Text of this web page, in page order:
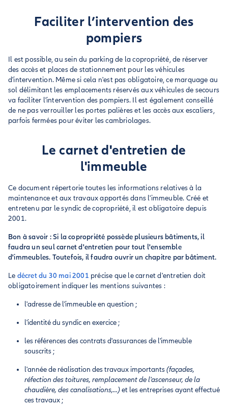
Faciliter l’intervention des
pompiers
Il est possible, au sein du parking de la copropriété, de réserver
des accès et places de stationnement pour les véhicules
d'intervention. Même si cela n'est pas obligatoire, ce marquage au
sol délimitant les emplacements réservés aux véhicules de secours
va faciliter l'intervention des pompiers. Il est également conseillé
de ne pas verrouiller les portes palières et les accès aux escaliers,
parfois fermées pour éviter les cambriolages.
Le carnet d'entretien de
l'immeuble
Ce document répertorie toutes les informations relatives à la
maintenance et aux travaux apportés dans l'immeuble. Créé et
entretenu par le syndic de copropriété, il est obligatoire depuis
2001.
Bon à savoir : Si la copropriété possède plusieurs bâtiments, il
faudra un seul carnet d'entretien pour tout l'ensemble
d'immeubles. Toutefois, il faudra ouvrir un chapitre par bâtiment.
Le décret du 30 mai 2001 précise que le carnet d'entretien doit
obligatoirement indiquer les mentions suivantes :
l'adresse de l'immeuble en question ;
l'identité du syndic en exercice ;
les références des contrats d'assurances de l'immeuble
souscrits ;
l'année de réalisation des travaux importants(façades,
réfection des toitures, remplacement de l'ascenseur, de la
chaudière, des canalisations,...)et les entreprises ayant effectué
ces travaux ;